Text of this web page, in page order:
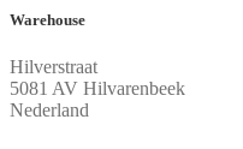
Warehouse
Hilverstraat
5081 AV Hilvarenbeek
Nederland